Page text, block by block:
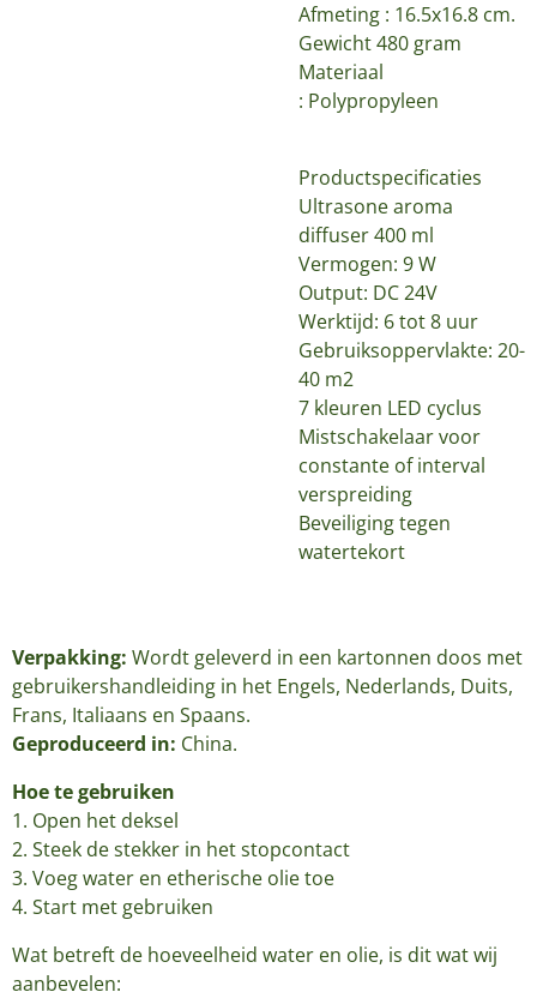
Afmeting : 16.5x16.8 cm.
Gewicht 480 gram
Materiaal
: Polypropyleen
Productspecificaties
Ultrasone aroma
diffuser 400 ml
Vermogen: 9 W
Output: DC 24V
Werktijd: 6 tot 8 uur
Gebruiksoppervlakte: 20-
40 m2
7 kleuren LED cyclus
Mistschakelaar voor
constante of interval
verspreiding
Beveiliging tegen
watertekort
Verpakking: Wordt geleverd in een kartonnen doos met
gebruikershandleiding in het Engels, Nederlands, Duits,
Frans, Italiaans en Spaans.
Geproduceerd in: China.
Hoe te gebruiken
1. Open het deksel
2. Steek de stekker in het stopcontact
3. Voeg water en etherische olie toe
4. Start met gebruiken
Wat betreft de hoeveelheid water en olie, is dit wat wij
aanbevelen: